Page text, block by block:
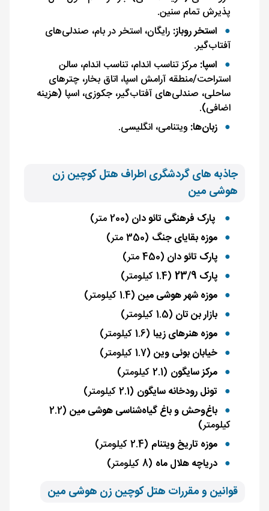
پذیرش تمام سنین.
استخر روباز: رایگان، استخر در بام، صندلی‌های
آفتاب‌گیر.
اسپا: مرکز تناسب اندام، تناسب اندام، سالن
استراحت/منطقه آرامش اسپا، اتاق بخار، چترهای
ساحلی، صندلی‌های آفتاب‌گیر، جکوزی، اسپا (هزینه
اضافی).
زبان‌ها: ویتنامی، انگلیسی.
جاذبه های گردشگری اطراف هتل کوچین زن
هوشی مین
پارک فرهنگی تائو دان (200 متر)
موزه بقایای جنگ (350 متر)
پارک تائو دان (450 متر)
پارک 23/9
(1.4 کیلومتر)
موزه شهر هوشی مین (1.4 کیلومتر)
بازار بن تان (1.5 کیلومتر)
موزه هنرهای زیبا (1.6 کیلومتر)
خیابان بوئی وین (1.7 کیلومتر)
مرکز سایگون (2.1 کیلومتر)
تونل رودخانه سایگون (2.1 کیلومتر)
باغ‌وحش و باغ گیاه‌شناسی هوشی مین (2.2
کیلومتر)
موزه تاریخ ویتنام (2.4 کیلومتر)
دریاچه هلال ماه (8 کیلومتر)
قوانین و مقررات هتل کوچین زن هوشی مین